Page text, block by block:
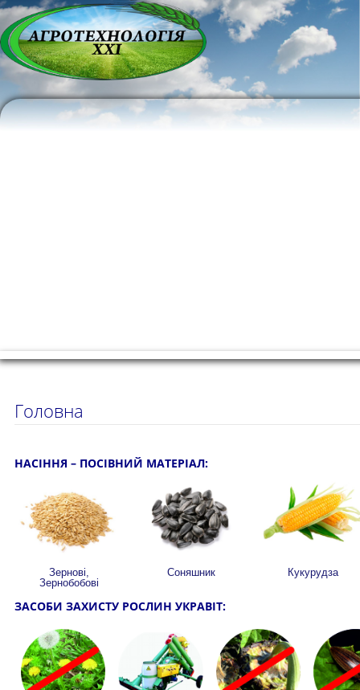
Головна
НАСІННЯ – ПОСІВНИЙ МАТЕРІАЛ:
Зернові,
Зернобобові
Соняшник Кукурудза
ЗАСОБИ ЗАХИСТУ РОСЛИН УКРАВІТ: